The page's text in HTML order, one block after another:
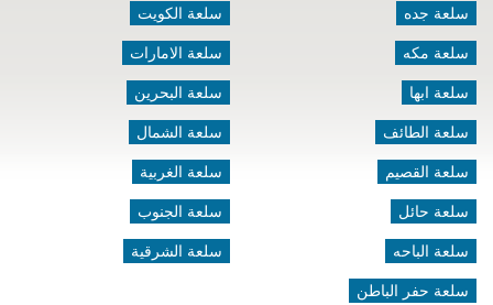
سلعة جده
سلعة مكه
سلعة ابها
سلعة الطائف
سلعة القصيم
سلعة حائل
سلعة الباحه
سلعة حفر الباطن
سلعة الكويت
سلعة الامارات
سلعة البحرين
سلعة الشمال
سلعة الغربية
سلعة الجنوب
سلعة الشرقية